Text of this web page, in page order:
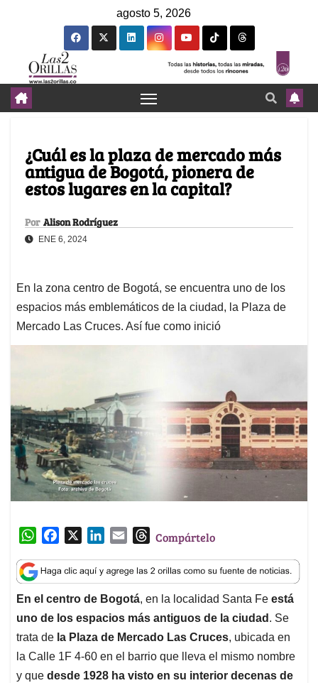
agosto 5, 2026
¿Cuál es la plaza de mercado más
antigua de Bogotá, pionera de
estos lugares en la capital?
Por Alison Rodríguez
ENE 6, 2024
En la zona centro de Bogotá, se encuentra uno de los
espacios más emblemáticos de la ciudad, la Plaza de
Mercado Las Cruces. Así fue como inició
W
a
t
s
A
p
p
c
e
b
o
o
k
n
k
e
d
I
n
a
i
l
T
r
e
a
d
s
Compártelo
En el centro de Bogotá, en la localidad Santa Fe está
uno de los espacios más antiguos de la ciudad . Se
trata de la Plaza de Mercado Las Cruces, ubicada en
la Calle 1F 4-60 en el barrio que lleva el mismo nombre
y que desde 1928 ha visto en su interior decenas de